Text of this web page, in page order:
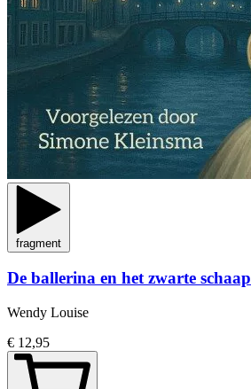
fragment
De ballerina en het zwarte schaap
Wendy Louise
€ 12,95